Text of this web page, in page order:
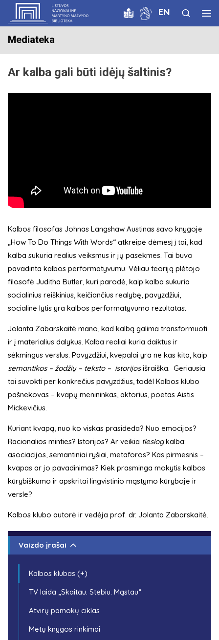
EN
Mediateka
Ar kalba gali būti idėjų šaltinis?
Kalbos filosofas Johnas Langshaw Austinas savo knygoje
„How To Do Things With Words“ atkreipė dėmesį į tai, kad
kalba sukuria realius veiksmus ir jų pasekmes. Tai buvo
pavadinta kalbos performatyvumu. Vėliau teoriją plėtojo
filosofė Juditha Butler, kuri parodė, kaip kalba sukuria
socialinius reiškinius, keičiančius realybę, pavyzdžiui,
socialinė lytis yra kalbos performatyvumo rezultatas.
Jolanta Zabarskaitė mano, kad kalbą galima transformuoti
ir į materialius dalykus. Kalba realiai kuria daiktus ir
sėkmingus verslus. Pavyzdžiui, kvepalai yra ne kas kita, kaip
semantikos – žodžių – teksto – istorijosišraiška. Geriausia
tai suvokti per konkrečius pavyzdžius, todėl Kalbos klubo
pašnekovas – kvapų menininkas, aktorius, poetas Aistis
Mickevičius.
Kuriant kvapą, nuo ko viskas prasideda? Nuo emocijos?
Racionalios minties? Istorijos? Ar veikia tiesiogkalba:
asociacijos, semantiniai ryšiai, metaforos? Kas pirmesnis –
kvapas ar jo pavadinimas? Kiek prasminga mokytis kalbos
kūrybiškumo ir apskritai lingvistinio mąstymo kūryboje ir
versle?
Kalbos klubo autorė ir vedėja prof. dr. Jolanta Zabarskaitė.
Vaizdo įrašai
Kalbos klubas (+)
TV laida „Skaitau. Stebiu. Mąstau“
Atvirų pamokų ciklas
Metų knygos rinkimai